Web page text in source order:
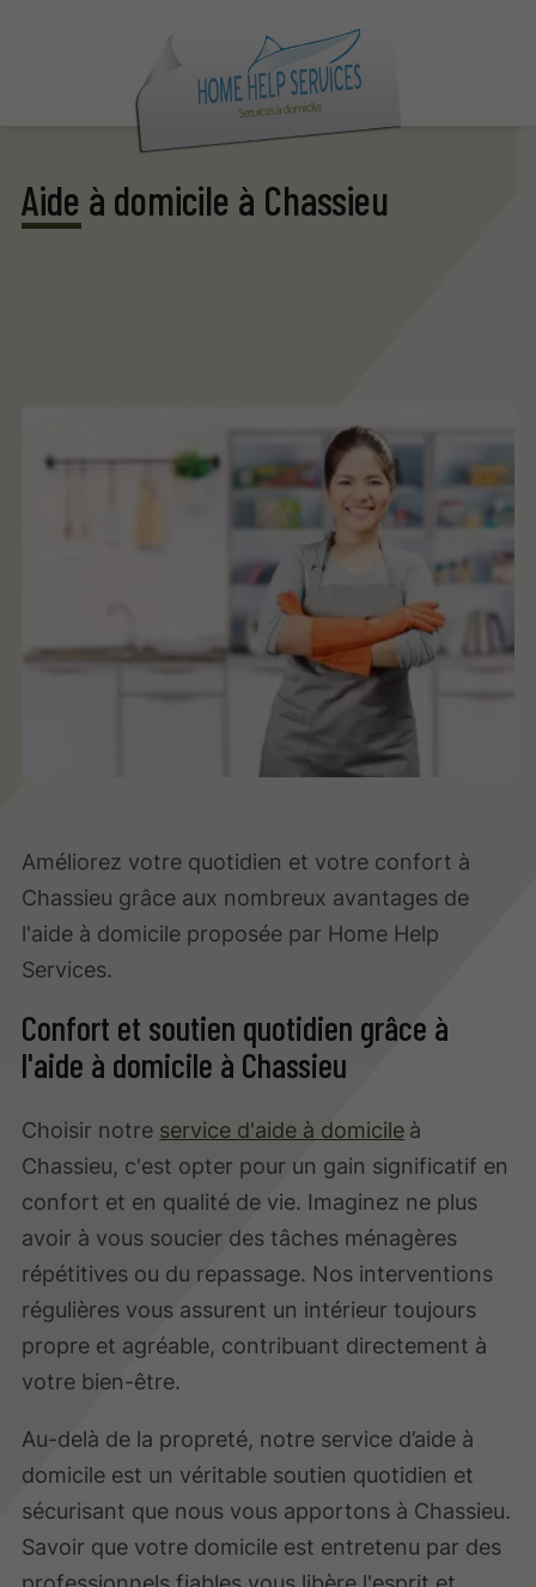
Aide à domicile à Chassieu
Améliorez votre quotidien et votre confort à
Chassieu grâce aux nombreux avantages de
l'aide à domicile proposée par Home Help
Services.
Confort et soutien quotidien grâce à
l'aide à domicile à Chassieu
Choisir notre service d'aide à domicile à
Chassieu, c'est opter pour un gain significatif en
confort et en qualité de vie. Imaginez ne plus
avoir à vous soucier des tâches ménagères
répétitives ou du repassage. Nos interventions
régulières vous assurent un intérieur toujours
propre et agréable, contribuant directement à
votre bien-être.
Au-delà de la propreté, notre service d’aide à
domicile est un véritable soutien quotidien et
sécurisant que nous vous apportons à Chassieu.
Savoir que votre domicile est entretenu par des